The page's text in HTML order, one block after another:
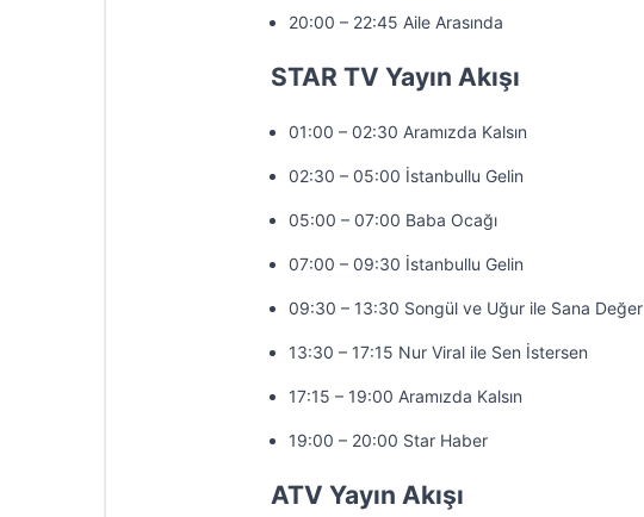
20:00 – 22:45 Aile Arasında
STAR TV Yayın Akışı
01:00 – 02:30 Aramızda Kalsın
02:30 – 05:00 İstanbullu Gelin
05:00 – 07:00 Baba Ocağı
07:00 – 09:30 İstanbullu Gelin
09:30 – 13:30 Songül ve Uğur ile Sana Değer
13:30 – 17:15 Nur Viral ile Sen İstersen
17:15 – 19:00 Aramızda Kalsın
19:00 – 20:00 Star Haber
ATV Yayın Akışı